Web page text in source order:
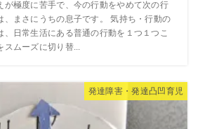
が極度に苦手で、今の行動をやめて次の行
、まさにうちの息子です。 気持ち・行動の
、日常生活にある普通の行動を１つ１つこ
ムーズに切り替...
発達障害・発達凸凹育児